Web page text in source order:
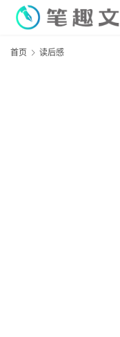
首页 读后感